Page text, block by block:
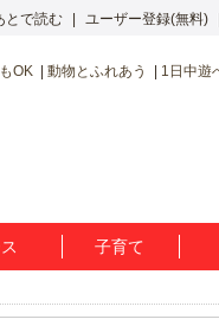
とで読む ユーザー登録(無料)
OK 動物とふれあう 1日中遊
子育て